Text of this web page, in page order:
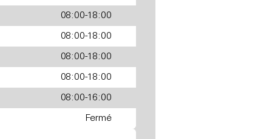
08:00-18:00
08:00-18:00
08:00-18:00
08:00-18:00
08:00-16:00
Fermé